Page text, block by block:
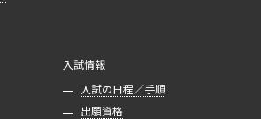
入試情報
入試の日程／手順
出願資格